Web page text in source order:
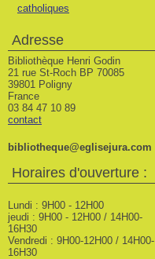
catholiques
Adresse
Bibliothèque Henri Godin
21 rue St-Roch BP 70085
39801 Poligny
France
03 84 47 10 89
contact
bibliotheque@eglisejura.com
Horaires d'ouverture :
Lundi : 9H00 - 12H00
jeudi : 9H00 - 12H00 / 14H00-
16H30
Vendredi : 9H00-12H00 / 14H00-
16H30